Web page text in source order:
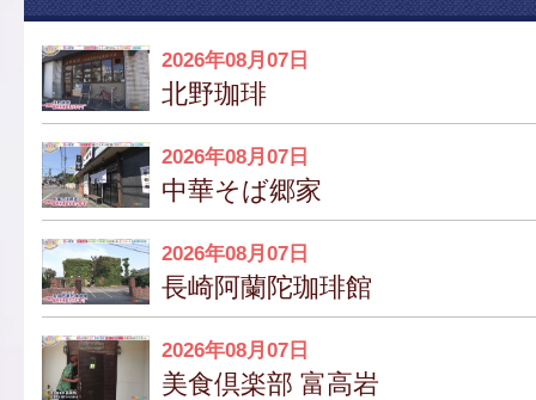
2026年08月07日
北野珈琲
2026年08月07日
中華そば郷家
2026年08月07日
長崎阿蘭陀珈琲館
2026年08月07日
美食倶楽部 富高岩